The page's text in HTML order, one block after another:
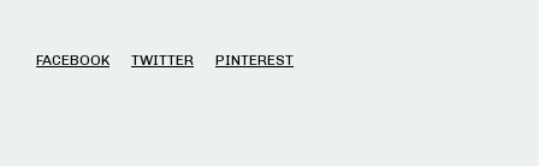
FACEBOOK TWITTER PINTEREST